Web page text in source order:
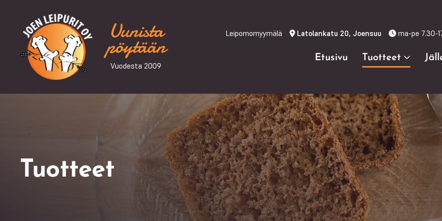
Uunista
pöytään
Vuodesta 2009
Leipomomyymälä Latolankatu 20, Joensuu ma-pe 7.30-
Etusivu Tuotteet
Tuotteet